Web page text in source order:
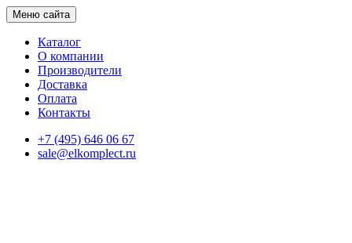
Меню сайта
Каталог
О компании
Производители
Доставка
Оплата
Контакты
+7 (495) 646 06 67
sale@elkomplect.ru